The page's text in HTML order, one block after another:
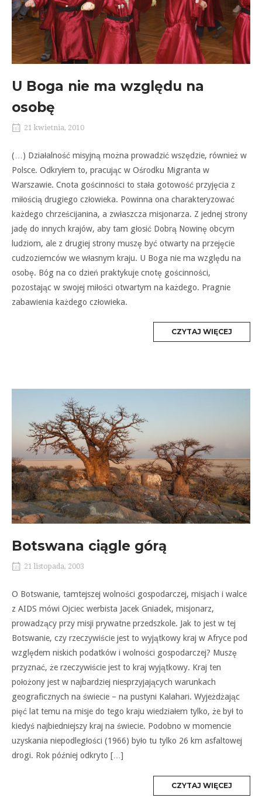
U Boga nie ma względu na
osobę
21 kwietnia, 2010
(…) Działalność misyjną można prowadzić wszędzie, również w
Polsce. Odkryłem to, pracując w Ośrodku Migranta w
Warszawie. Cnota gościnności to stała gotowość przyjęcia z
miłością drugiego człowieka. Powinna ona charakteryzować
każdego chrześcijanina, a zwłaszcza misjonarza. Z jednej strony
jadę do innych krajów, aby tam głosić Dobrą Nowinę obcym
ludziom, ale z drugiej strony muszę być otwarty na przejęcie
cudzoziemców we własnym kraju. U Boga nie ma względu na
osobę. Bóg na co dzień praktykuje cnotę gościnności,
pozostając w swojej miłości otwartym na każdego. Pragnie
zabawienia każdego człowieka.
CZYTAJ WIĘCEJ
Botswana ciągle górą
21 listopada, 2003
O Botswanie, tamtejszej wolności gospodarczej, misjach i walce
z AIDS mówi Ojciec werbista Jacek Gniadek, misjonarz,
prowadzący przy misji prywatne przedszkole. Jak to jest w tej
Botswanie, czy rzeczywiście jest to wyjątkowy kraj w Afryce pod
względem niskich podatków i wolności gospodarczej? Muszę
przyznać, że rzeczywiście jest to kraj wyjątkowy. Kraj ten
położony jest w najbardziej niesprzyjających warunkach
geograficznych na świecie – na pustyni Kalahari. Wyjeżdżając
pięć lat temu na misje do tego kraju wiedziałem tylko, że był to
kiedyś najbiedniejszy kraj na świecie. Podobno w momencie
uzyskania niepodległości (1966) było tu tylko 26 km asfaltowej
drogi. Rok później odkryto […]
CZYTAJ WIĘCEJ